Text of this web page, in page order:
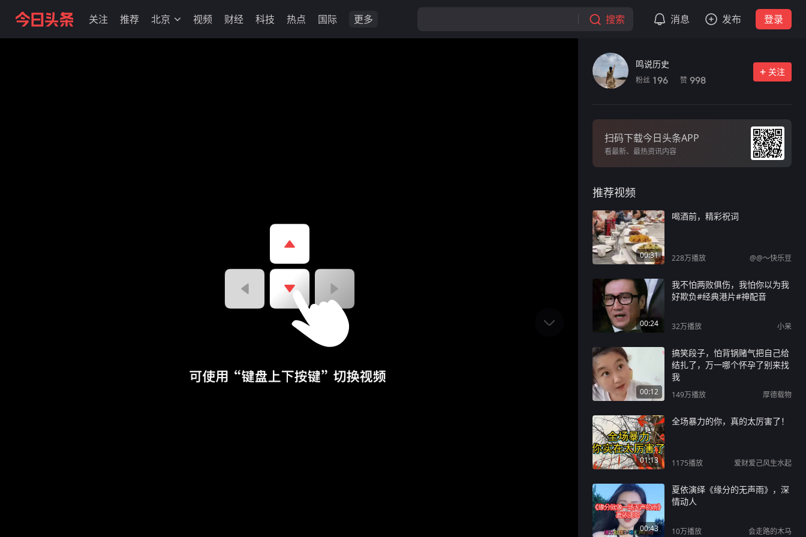
关注 推荐 北京 视频 财经 科技 热点 国际 更多 搜索 消息 发布 登录
鸣说历史
粉丝 196 赞 998
关注
扫码下载今日头条APP
看最新、最热资讯内容
推荐视频
00:31
喝酒前，精彩祝词
228万播放 @@～快乐豆
00:24
我不怕两败俱伤，我怕你以为我
好欺负#经典港片#神配音
32万播放 小呆
00:12
搞笑段子，怕背锅赌气把自己给
结扎了，万一哪个怀孕了别来找
我
149万播放 厚德载物
01:13
全场暴力的你，真的太厉害了！
1175播放 爱财爱己风生水起
00:43
夏依演绎《缘分的无声雨》，深
情动人
10万播放 会走路的木马